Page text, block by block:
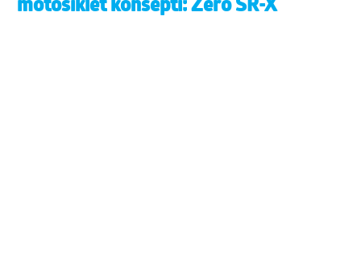
motosiklet konsepti: Zero SR-X